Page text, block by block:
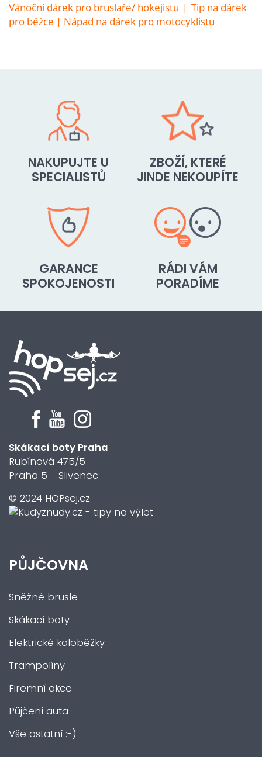
Vánoční dárek pro bruslaře/ hokejistu | Tip na dárek
pro běžce | Nápad na dárek pro motocyklistu
NAKUPUJTE U
SPECIALISTŮ
ZBOŽÍ, KTERÉ
JINDE NEKOUPÍTE
GARANCE
SPOKOJENOSTI
RÁDI VÁM
PORADÍME
Skákací boty Praha
Rubínová 475/5
Praha 5 - Slivenec
© 2024 HOPsej.cz
PŮJČOVNA
Sněžné brusle
Skákací boty
Elektrické koloběžky
Trampolíny
Firemní akce
Půjčení auta
Vše ostatní :-)